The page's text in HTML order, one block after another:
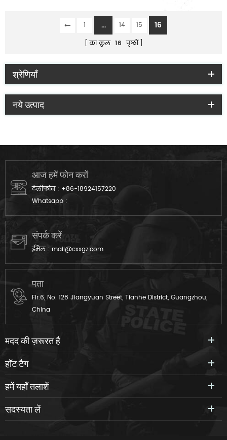
1 ... 14 15 16
का कुल 16 पृष्ठों
श्रेणियाँ
नये उत्पाद
आज हमें फोन करों
टेलीफोन : +86-18924157220
Whatsapp :
संपर्क करें
ईमेल : mail@cxxgz.com
पता
Flr.6, No. 128 Jiangyuan Street, Tianhe District, Guangzhou,
China
मदद की ज़रूरत है
हॉट टैग
हमें यहाँ तलाशें
सदस्यता लें